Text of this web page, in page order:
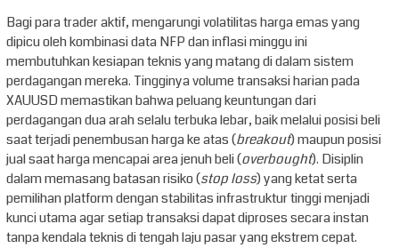
Bagi para trader aktif, mengarungi volatilitas harga emas yang
dipicu oleh kombinasi data NFP dan inflasi minggu ini
membutuhkan kesiapan teknis yang matang di dalam sistem
perdagangan mereka. Tingginya volume transaksi harian pada
XAUUSD memastikan bahwa peluang keuntungan dari
perdagangan dua arah selalu terbuka lebar, baik melalui posisi beli
saat terjadi penembusan harga ke atas (breakout) maupun posisi
jual saat harga mencapai area jenuh beli (overbought). Disiplin
dalam memasang batasan risiko (stop loss) yang ketat serta
pemilihan platform dengan stabilitas infrastruktur tinggi menjadi
kunci utama agar setiap transaksi dapat diproses secara instan
tanpa kendala teknis di tengah laju pasar yang ekstrem cepat.